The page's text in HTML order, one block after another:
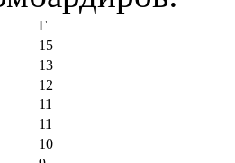
Г
15
13
12
11
11
10